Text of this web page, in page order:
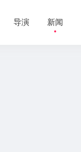
导演 新闻